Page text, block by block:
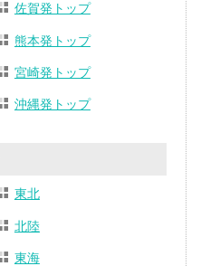
佐賀発トップ
熊本発トップ
宮崎発トップ
沖縄発トップ
東北
北陸
東海